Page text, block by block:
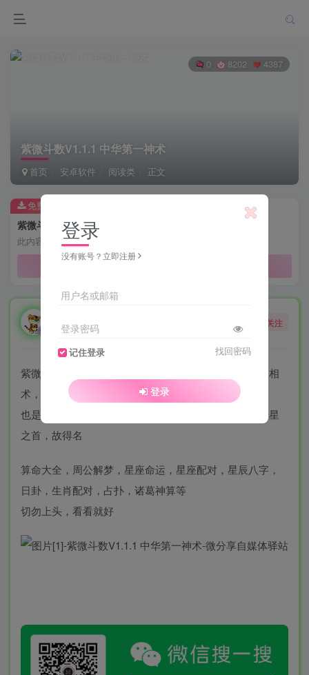
紫微斗数V1.1.1 中华第一神术
首页 安卓软件 阅读类 正文
0 8202 4387
紫微斗数V1.1.1 中华第一神术
此内容为免费资源，请登录后查看
免费资源
酒醒只在花前坐，酒醉还来花下眠。
关注
紫微斗数，是以星宿配合九宫的术数来算命，是一种星相
术，
也是中国传统相术中的一支，因其系统里以紫微星为诸星
之首，故得名
算命大全，周公解梦，星座命运，星座配对，星辰八字，
日卦，生肖配对，占扑，诸葛神算等
切勿上头，看看就好
登录
没有账号？立即注册
用户名或邮箱
登录密码
记住登录 找回密码
登录